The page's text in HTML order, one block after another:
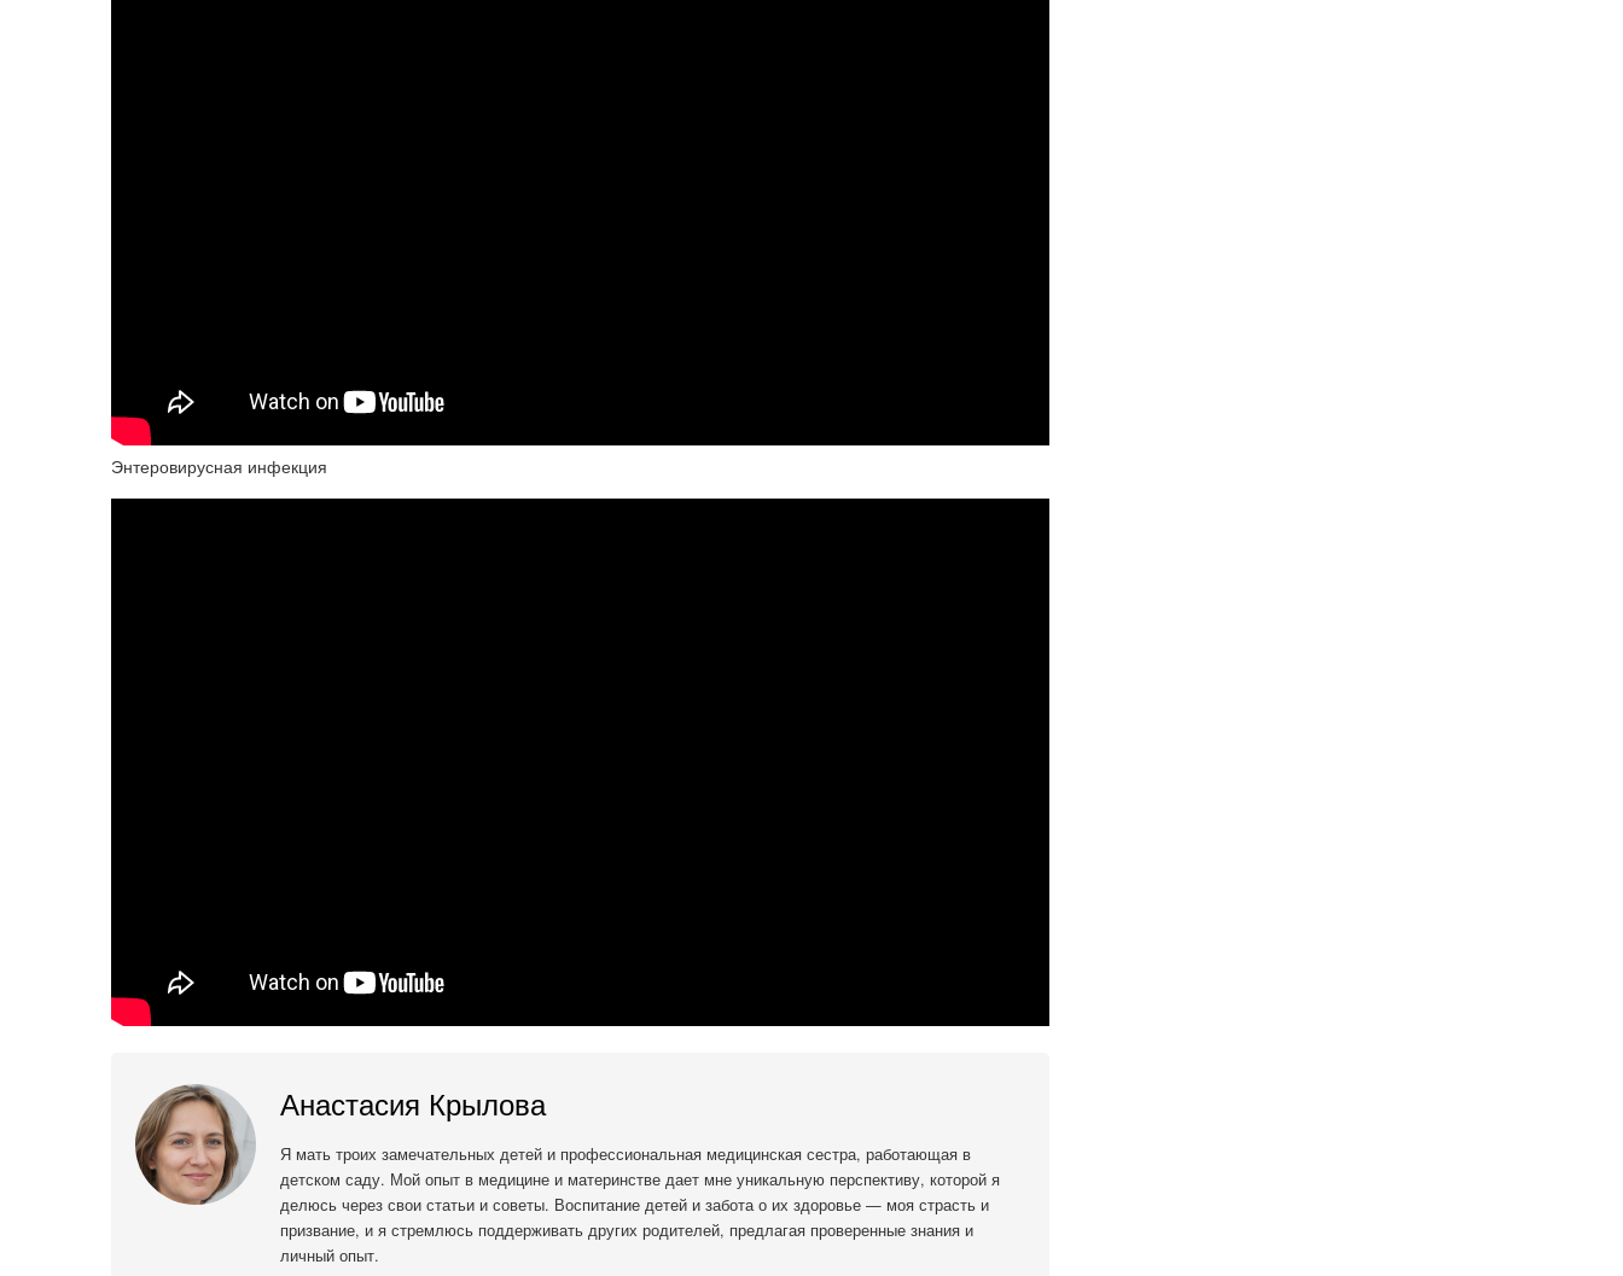
Энтеровирусная инфекция
Анастасия Крылова
Я мать троих замечательных детей и профессиональная медицинская сестра, работающая в
детском саду. Мой опыт в медицине и материнстве дает мне уникальную перспективу, которой я
делюсь через свои статьи и советы. Воспитание детей и забота о их здоровье — моя страсть и
призвание, и я стремлюсь поддерживать других родителей, предлагая проверенные знания и
личный опыт.